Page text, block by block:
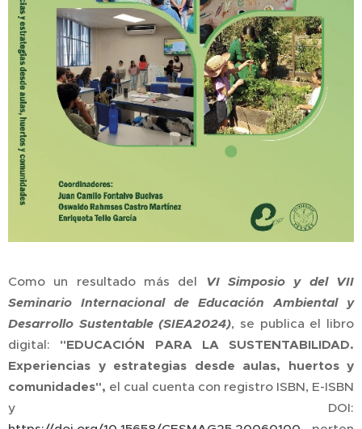
Como un resultado más del VI Simposio y del VII
Seminario Internacional de Educación Ambiental y
Desarrollo Sustentable (SIEA2024), se publica el libro
digital: "EDUCACIÓN PARA LA SUSTENTABILIDAD.
Experiencias y estrategias desde aulas, huertos y
comunidades", el cual cuenta con registro ISBN, E-ISBN
y DOI: